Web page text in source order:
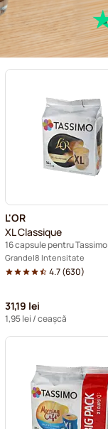
L'OR
XL Classique
16 capsule pentru Tassimo
Grande 8 Intensitate
4.7(630)
31,19 lei
1,95 lei / ceașcă